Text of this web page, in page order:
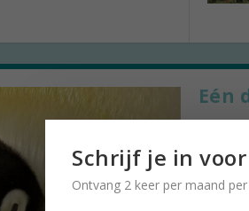
Eén
door
Ilse
Schrijf je in
Ontvang 2 keer per maand